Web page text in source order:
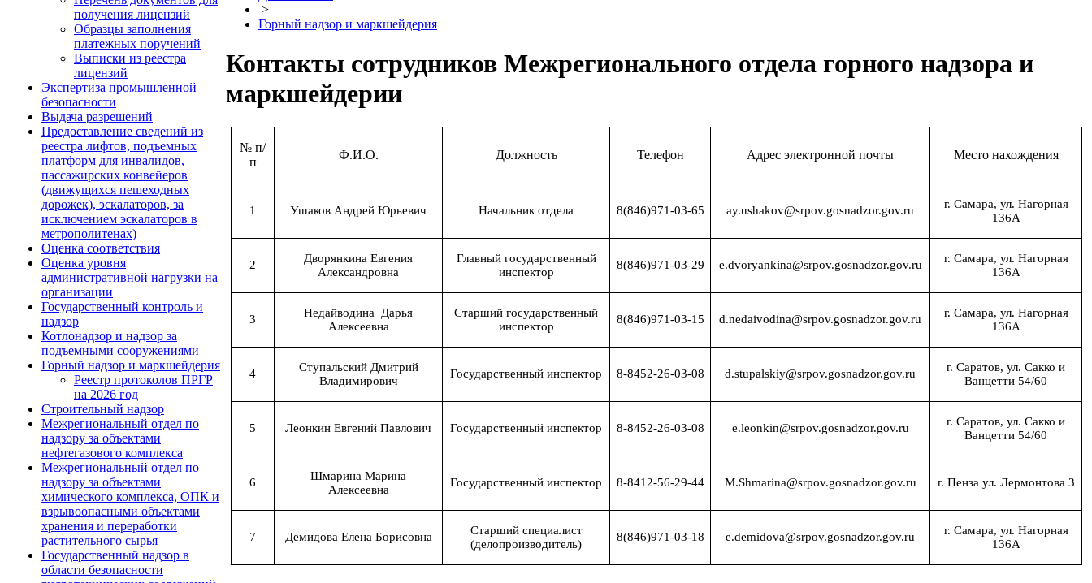
получения лицензий
Образцы заполнения
платежных поручений
Выписки из реестра
лицензий
Экспертиза промышленной
безопасности
Выдача разрешений
Предоставление сведений из
реестра лифтов, подъемных
платформ для инвалидов,
пассажирских конвейеров
(движущихся пешеходных
дорожек), эскалаторов, за
исключением эскалаторов в
метрополитенах)
Оценка соответствия
Оценка уровня
административной нагрузки на
организации
Государственный контроль и
надзор
Котлонадзор и надзор за
подъемными сооружениями
Горный надзор и маркшейдерия
Реестр протоколов ПРГР
на 2026 год
Строительный надзор
Межрегиональный отдел по
надзору за объектами
нефтегазового комплекса
Межрегиональный отдел по
надзору за объектами
химического комплекса, ОПК и
взрывоопасными объектами
хранения и переработки
растительного сырья
Государственный надзор в
области безопасности
>
Горный надзор и маркшейдерия
Контакты сотрудников Межрегионального отдела горного надзора и
маркшейдерии
№ п/
п
Ф.И.О. Должность Телефон Адрес электронной почты Место нахождения
1 Ушаков Андрей Юрьевич Начальник отдела 8(846)971-03-65 ay.ushakov@srpov.gosnadzor.gov.ru
г. Самара, ул. Нагорная
136А
2
Дворянкина Евгения
Александровна
Главный государственный
инспектор
8(846)971-03-29 e.dvoryankina@srpov.gosnadzor.gov.ru
г. Самара, ул. Нагорная
136А
3 Недайводина
Дарья
Алексеевна
Старший государственный
инспектор
8(846)971-03-15 d.nedaivodina@srpov.gosnadzor.gov.ru
г. Самара, ул. Нагорная
136А
4
Ступальский Дмитрий
Владимирович
Государственный инспектор 8-8452-26-03-08 d.stupalskiy@srpov.gosnadzor.gov.ru
г. Саратов, ул. Сакко и
Ванцетти 54/60
5 Леонкин Евгений Павлович Государственный инспектор 8-8452-26-03-08 e.leonkin@srpov.gosnadzor.gov.ru
г. Саратов, ул. Сакко и
Ванцетти 54/60
6
Шмарина Марина
Алексеевна
Государственный инспектор 8-8412-56-29-44 M.Shmarina@srpov.gosnadzor.gov.ru г. Пенза ул. Лермонтова 3
7 Демидова Елена Борисовна
Старший специалист
(делопроизводитель)
8(846)971-03-18 e.demidova@srpov.gosnadzor.gov.ru
г. Самара, ул. Нагорная
136А